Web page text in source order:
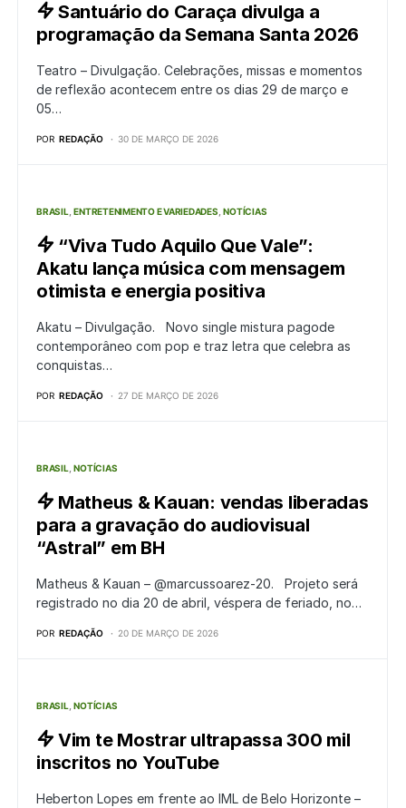
Santuário do Caraça divulga a
programação da Semana Santa 2026
Teatro – Divulgação. Celebrações, missas e momentos
de reflexão acontecem entre os dias 29 de março e
05…
POR REDAÇÃO 30 DE MARÇO DE 2026
BRASIL ENTRETENIMENTO E VARIEDADES NOTÍCIAS
“Viva Tudo Aquilo Que Vale”:
Akatu lança música com mensagem
otimista e energia positiva
Akatu – Divulgação. Novo single mistura pagode
contemporâneo com pop e traz letra que celebra as
conquistas…
POR REDAÇÃO 27 DE MARÇO DE 2026
BRASIL NOTÍCIAS
Matheus & Kauan: vendas liberadas
para a gravação do audiovisual
“Astral” em BH
Matheus & Kauan – @marcussoarez-20. Projeto será
registrado no dia 20 de abril, véspera de feriado, no…
POR REDAÇÃO 20 DE MARÇO DE 2026
BRASIL NOTÍCIAS
Vim te Mostrar ultrapassa 300 mil
inscritos no YouTube
Heberton Lopes em frente ao IML de Belo Horizonte –